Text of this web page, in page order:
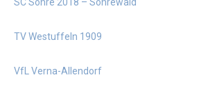
TV Westuffeln 1909
VfL Verna-Allendorf